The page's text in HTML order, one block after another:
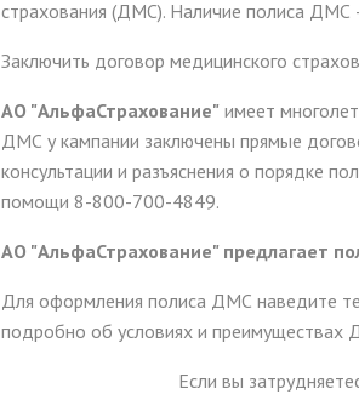
страхования (ДМС). Наличие полиса ДМС
Заключить договор медицинского
АО "АльфаСтрахование" имеет
ДМС у кампании заключены прямые
консультации и разъяснения о порядке
помощи 8-800-700-4849.
АО "АльфаСтрахование" предлагает
Для оформления полиса ДМС наведите
подробно об условиях и преимуществах
Если вы